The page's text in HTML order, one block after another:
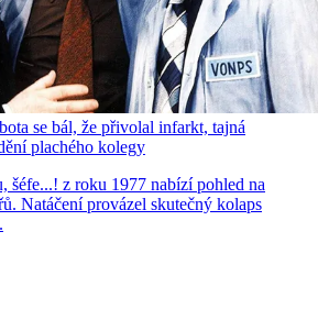
se bál, že přivolal infarkt, tajná
plachého kolegy
šéfe...! z roku 1977 nabízí pohled na
Natáčení provázel skutečný kolaps